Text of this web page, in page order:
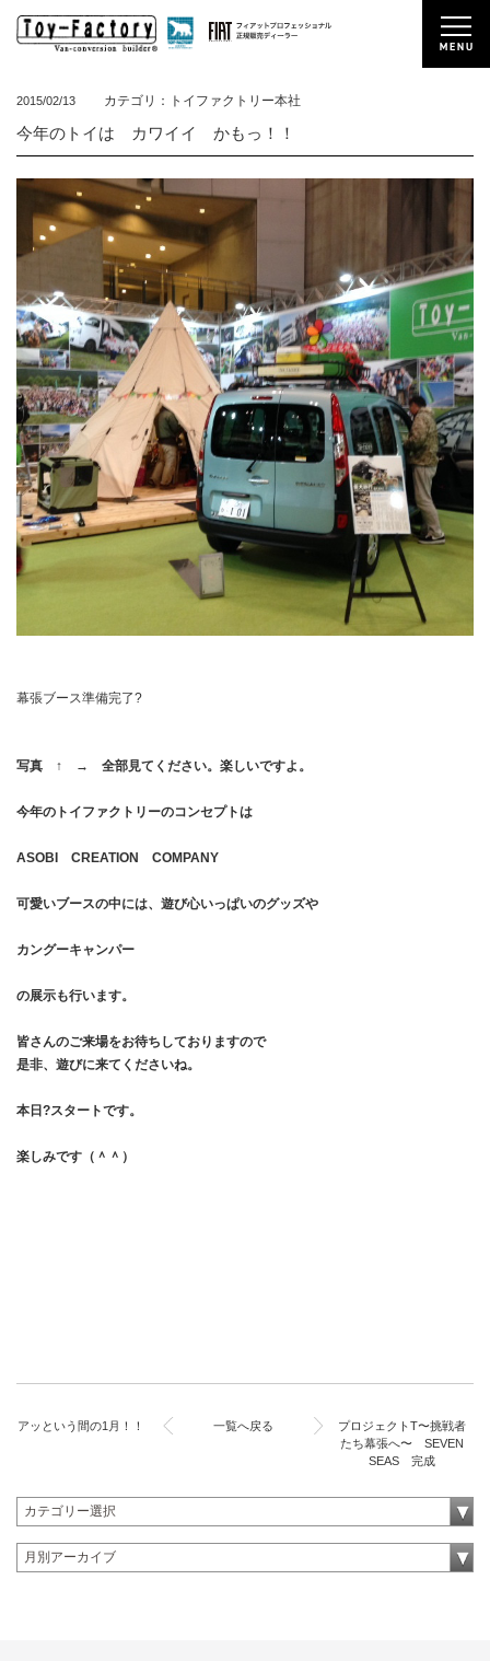
2015/02/13 カテゴリ：トイファクトリー本社
今年のトイは カワイイ かもっ！！
幕張ブース準備完了?
写真 ↑ → 全部見てください。楽しいですよ。
今年のトイファクトリーのコンセプトは
ASOBI CREATION COMPANY
可愛いブースの中には、遊び心いっぱいのグッズや
カングーキャンパー
の展示も行います。
皆さんのご来場をお待ちしておりますので
是非、遊びに来てくださいね。
本日?スタートです。
楽しみです（＾＾）
アッという間の1月！！ 一覧へ戻る
プロジェクトT〜挑戦者
たち幕張へ〜 SEVEN
SEAS 完成